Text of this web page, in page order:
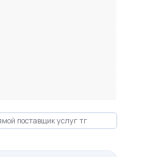
поставщик услуг тг